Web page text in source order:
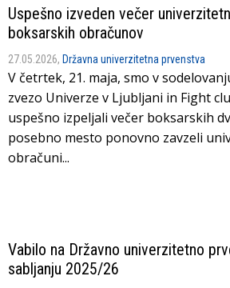
Uspešno izveden večer
boksarskih obračunov
27.05.2026, Državna univerzitetna prvenstva
V četrtek, 21. maja, smo v
zvezo Univerze v Ljubljani in Fight
uspešno izpeljali večer boksarskih
posebno mesto ponovno zavzeli
obračuni...
Vabilo na Državno univerzitetno
sabljanju 2025/26